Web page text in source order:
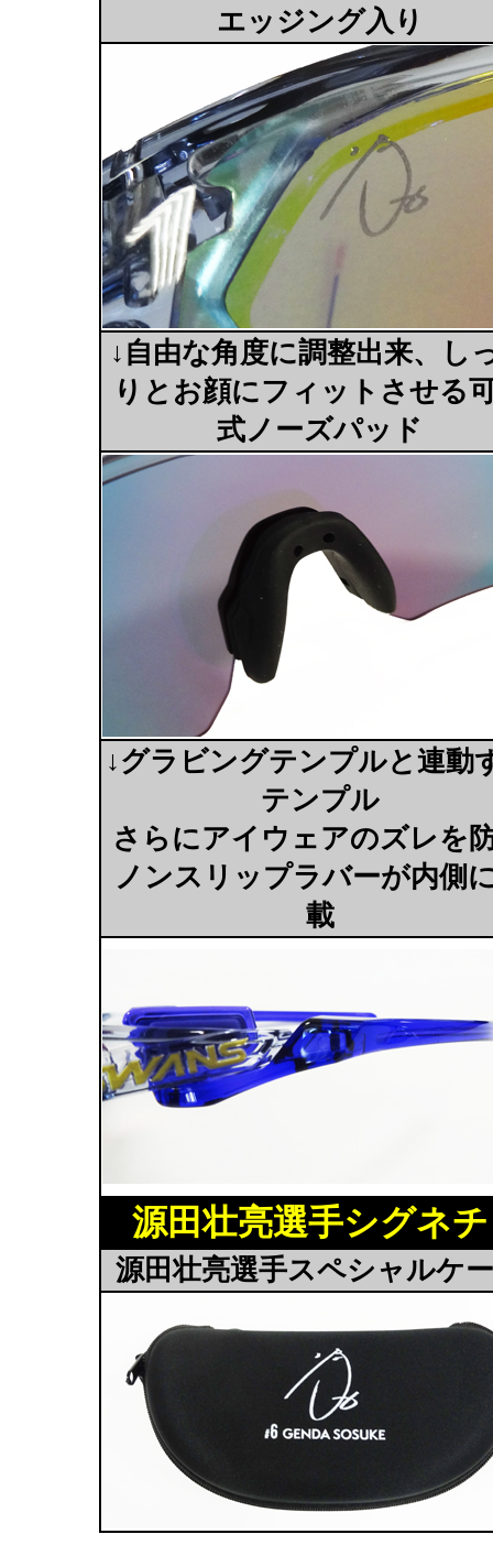
エッジング入り
↓自由な角度に調整出来、し
りとお顔にフィットさせる
式ノーズパッド
↓グラビングテンプルと連動
テンプル
さらにアイウェアのズレを
ノンスリップラバーが内側
載
源田壮亮選手シグネ
源田壮亮選手スペシャルケ